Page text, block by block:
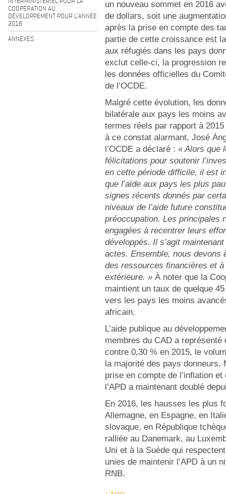
COOPÉRATION AU
DÉVELOPPEMENT POUR L’ANNÉE
2016
ANNEXES
un nouveau sommet en 2016
de dollars, soit une
après la prise en compte des
partie de cette croissance est
aux réfugiés dans les pays
exclut celle-ci, la progression
les données officielles du
de l’OCDE.
Malgré cette évolution, les
bilatérale aux pays les moins
termes réels par rapport à 2015
à ce constat alarmant, José
l’OCDE a déclaré : « Alors que
félicitations pour soutenir
en cette période difficile, il est
que l’aide aux pays les plus
signes récents donnés par
niveaux de l’aide future
préoccupation. Les principales
engagées à recentrer leurs
développés. Il s’agit
actes. Ensemble, nous devons
des ressources financières et
extérieure. » À noter que la
maintient un taux de quelque
vers les pays les moins
africain.
L’aide publique au
membres du CAD a
contre 0,30 % en 2015, le
la majorité des pays donneurs.
prise en compte de l’inflation
l’APD a maintenant doublé
En 2016, les hausses les plus
Allemagne, en Espagne, en
slovaque, en République
ralliée au Danemark, au
Uni et à la Suède qui
unies de maintenir l’APD à un
RNB.